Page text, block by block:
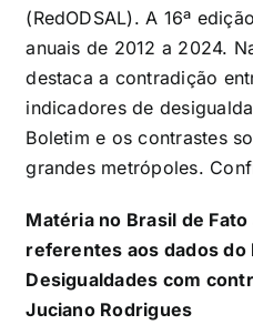
(RedODSAL). A 16ª
anuais de 2012 a 2024.
destaca a contradição
indicadores de
Boletim e os contrastes
grandes metrópoles.
Matéria no Brasil de
referentes aos dados do
Desigualdades com
Juciano Rodrigues